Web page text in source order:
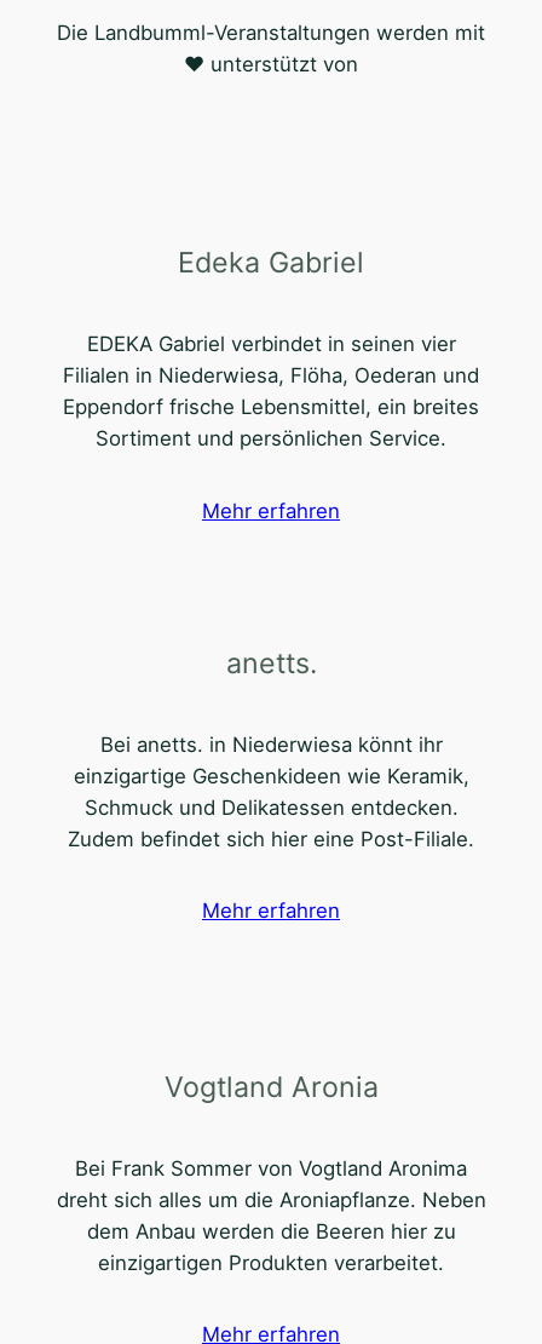
Die Landbumml-Veranstaltungen werden mit
♥ unterstützt von
Edeka Gabriel
EDEKA Gabriel verbindet in seinen vier
Filialen in Niederwiesa, Flöha, Oederan und
Eppendorf frische Lebensmittel, ein breites
Sortiment und persönlichen Service.
Mehr erfahren
anetts.
Bei anetts. in Niederwiesa könnt ihr
einzigartige Geschenkideen wie Keramik,
Schmuck und Delikatessen entdecken.
Zudem befindet sich hier eine Post-Filiale.
Mehr erfahren
Vogtland Aronia
Bei Frank Sommer von Vogtland Aronima
dreht sich alles um die Aroniapflanze. Neben
dem Anbau werden die Beeren hier zu
einzigartigen Produkten verarbeitet.
Mehr erfahren